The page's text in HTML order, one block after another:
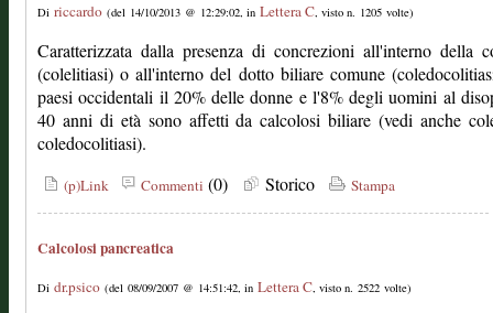
Di riccardo (del 14/10/2013 @ 12:29:02, in Lettera C, visto n. 1205 volte)
Caratterizzata dalla presenza di concrezioni all'interno della
(colelitiasi) o all'interno del dotto biliare comune
paesi occidentali il 20% delle donne e l'8% degli uomini al
40 anni di età sono affetti da calcolosi biliare (vedi anche
coledocolitiasi).
(p)Link Commenti (0) Storico Stampa
Calcolosi pancreatica
Di dr.psico (del 08/09/2007 @ 14:51:42, in Lettera C, visto n. 2522 volte)